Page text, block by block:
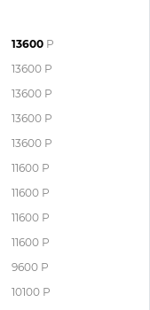
13600 Р
13600 Р
13600 Р
13600 Р
13600 Р
11600 Р
11600 Р
11600 Р
11600 Р
9600 Р
10100 Р